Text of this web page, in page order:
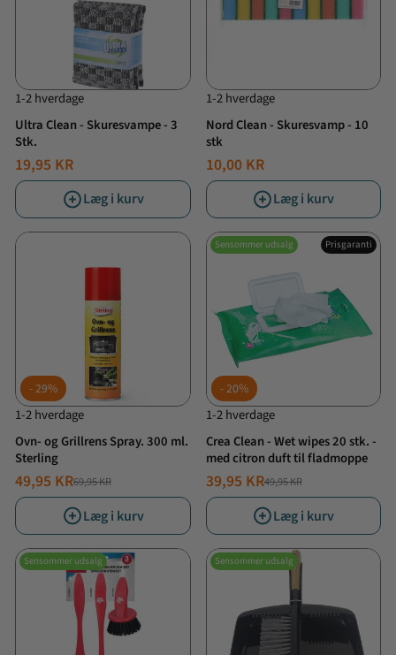
1-2 hverdage
Ultra Clean - Skuresvampe - 3
Stk.
19,95 KR
Læg i kurv
1-2 hverdage
Nord Clean - Skuresvamp - 10
stk
10,00 KR
Læg i kurv
29%
1-2 hverdage
Ovn- og Grillrens Spray. 300 ml.
Sterling
NORMALPRIS
69,95 KR
TILBUDSPRIS
49,95 KR
Læg i kurv
Sensommer udsalg Prisgaranti
20%
1-2 hverdage
Crea Clean - Wet wipes 20 stk. -
med citron duft til fladmoppe
NORMALPRIS
49,95 KR
TILBUDSPRIS
39,95 KR
Læg i kurv
Sensommer udsalg Sensommer udsalg